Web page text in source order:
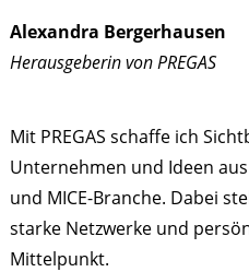
Alexandra Bergerhausen
Herausgeberin von PREGAS
Mit PREGAS schaffe ich
Unternehmen und Ideen
und MICE-Branche. Dabei
starke Netzwerke und
Mittelpunkt.